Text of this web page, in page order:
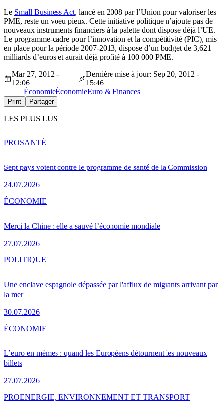
Le Small Business Act, lancé en 2008 par l’Union pour valoriser les
PME, reste un voeu pieux. Cette initiative politique n’ajoute pas de
nouveaux instruments financiers à la palette dont dispose déjà l’UE.
Le programme-cadre pour l’innovation et la compétitivité (PIC), mis
en place pour la période 2007-2013, dispose d’un budget de 3,621
milliards d’euros et aurait déjà profité à 100 000 PME.
Mar 27, 2012 -
12:06
Dernière mise à jour: Sep 20, 2012 -
15:46
ÉconomieÉconomieEuro & Finances
Print Partager
LES PLUS LUS
Sept pays votent contre le programme de santé de la Commission
24.07.2026
PROSANTÉ
Merci la Chine : elle a sauvé l’économie mondiale
27.07.2026
ÉCONOMIE
Une enclave espagnole dépassée par l'afflux de migrants arrivant par
la mer
30.07.2026
POLITIQUE
L’euro en mèmes : quand les Européens détournent les nouveaux
billets
27.07.2026
ÉCONOMIE
PROENERGIE, ENVIRONNEMENT ET TRANSPORT